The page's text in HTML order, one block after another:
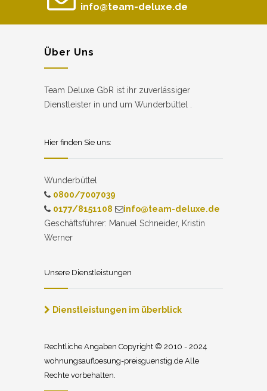
info@team-deluxe.de
Über Uns
Team Deluxe GbR ist ihr zuverlässiger
Dienstleister in und um Wunderbüttel .
Hier finden Sie uns:
Wunderbüttel
0800/7007039
0177/8151108
info@team-deluxe.de
Geschäftsführer: Manuel Schneider, Kristin
Werner
Unsere Dienstleistungen
Dienstleistungen im überblick
Rechtliche Angaben Copyright © 2010 - 2024
wohnungsaufloesung-preisguenstig.de Alle
Rechte vorbehalten.